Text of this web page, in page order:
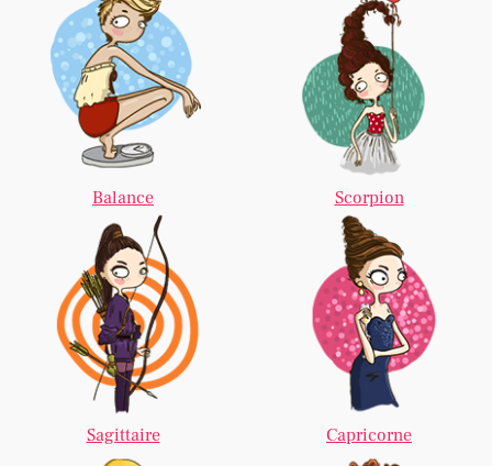
Balance Scorpion
Sagittaire Capricorne